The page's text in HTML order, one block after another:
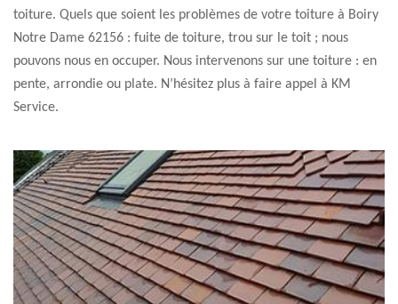
toiture. Quels que soient les problèmes de votre toiture à Boiry
Notre Dame 62156 : fuite de toiture, trou sur le toit ; nous
pouvons nous en occuper. Nous intervenons sur une toiture : en
pente, arrondie ou plate. N’hésitez plus à faire appel à KM
Service.